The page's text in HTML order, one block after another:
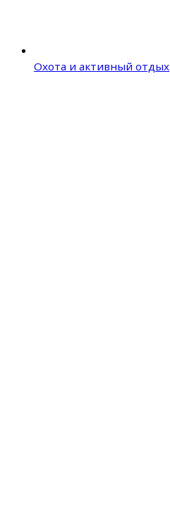
Охота и активный отдых